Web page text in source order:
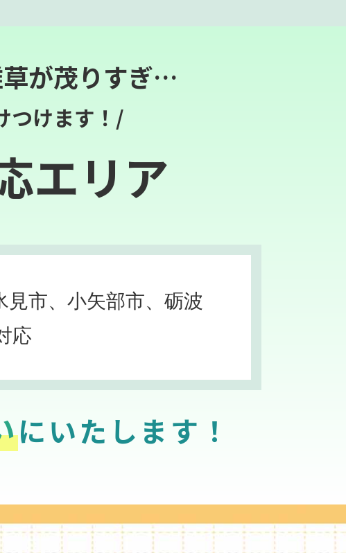
が茂りすぎ…
つけます！/
エリア
市、小矢部市、砺波
応
にいたします！